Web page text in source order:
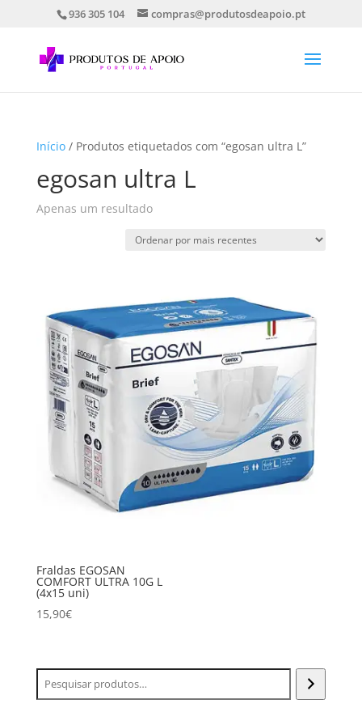
936 305 104 compras@produtosdeapoio.pt
Início/ Produtos etiquetados com “egosan ultra L”
egosan ultra L
Apenas um resultado
Fraldas EGOSAN
COMFORT ULTRA 10G L
(4x15 uni)
15,90€